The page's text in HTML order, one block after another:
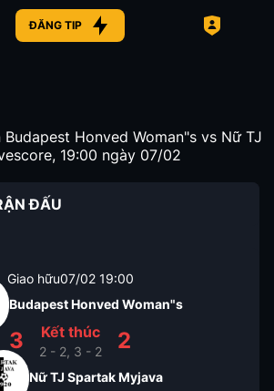
ĐĂNG TIP
Honved Woman"s vs Nữ TJ
19:00 ngày 07/02
ĐẤU
Giao hữu07/02 19:00
Budapest Honved Woman"s
3 Kết thúc
2 - 2, 3 - 2 2
Nữ TJ Spartak Myjava